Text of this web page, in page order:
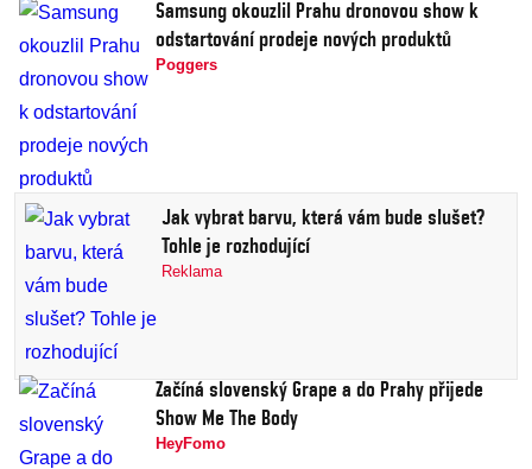
Samsung okouzlil Prahu dronovou show k
odstartování prodeje nových produktů
Poggers
Jak vybrat barvu, která vám bude slušet?
Tohle je rozhodující
Reklama
Začíná slovenský Grape a do Prahy přijede
Show Me The Body
HeyFomo